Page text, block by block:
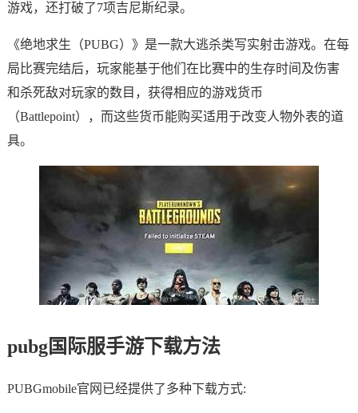
游戏，还打破了7项吉尼斯纪录。
《绝地求生（PUBG）》是一款大逃杀类写实射击游戏。在每
局比赛完结后，玩家能基于他们在比赛中的生存时间及伤害
和杀死敌对玩家的数目，获得相应的游戏货币
（Battlepoint），而这些货币能购买适用于改变人物外表的道
具。
pubg国际服手游下载方法
PUBGmobile官网已经提供了多种下载方式: